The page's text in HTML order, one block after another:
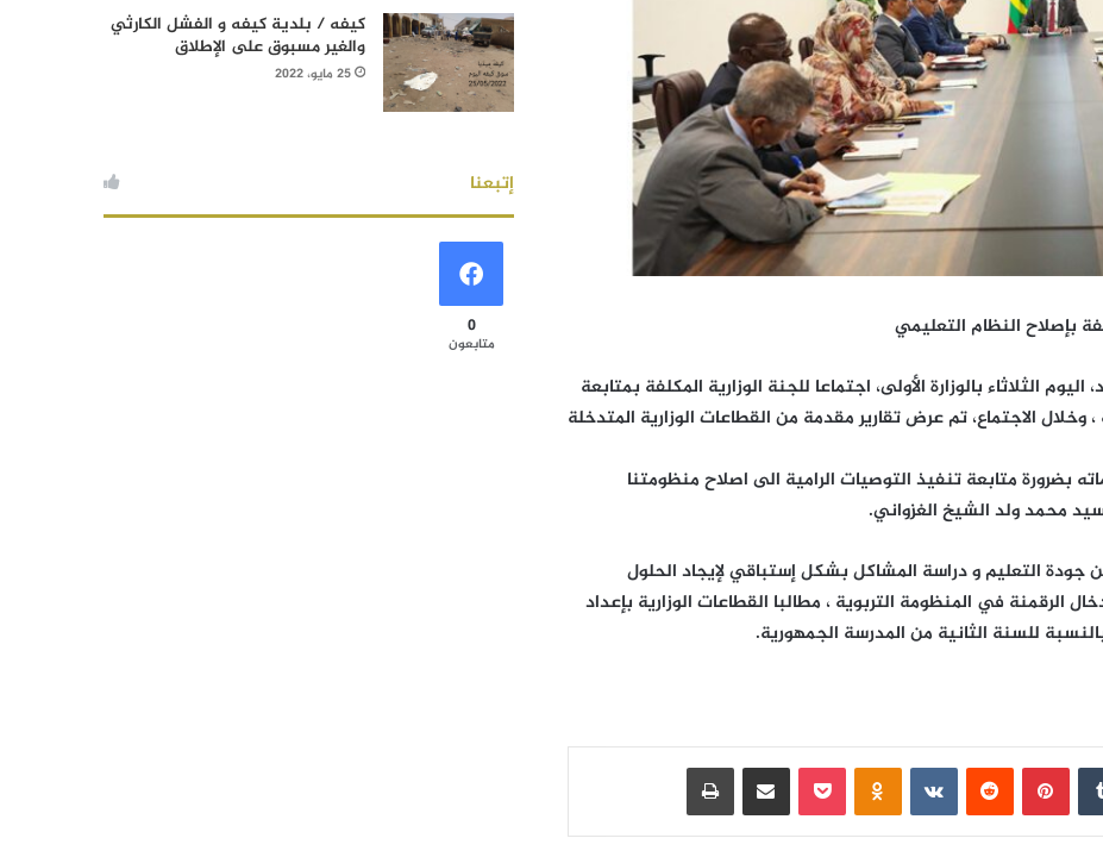
بإصلاح النظام التعليمي
الثلاثاء بالوزارة الأولى، اجتماعا للجنة الوزارية المكلفة بمتابعة
الاجتماع، تم عرض تقارير مقدمة من القطاعات الوزارية المتدخلة
بضرورة متابعة تنفيذ التوصيات الرامية الى اصلاح منظومتنا
محمد ولد الشيخ الغزواني.
التعليم و دراسة المشاكل بشكل إستباقي لإيجاد الحلول
الرقمنة في المنظومة التربوية ، مطالبا القطاعات الوزارية بإعداد
للسنة الثانية من المدرسة الجمهورية.
بينتيريست بوكيت مشاركة عبر البريد
كيفه / بلدية كيفه و الفشل الكارثي
والغير مسبوق على الإطلاق
25 مايو، 2022
إتبعنا
0
متابعون